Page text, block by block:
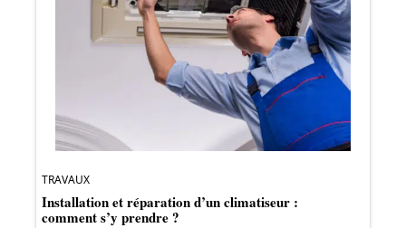
TRAVAUX
Installation et réparation d’un climatiseur :
comment s’y prendre ?